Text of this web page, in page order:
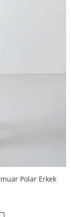
Polar Erkek